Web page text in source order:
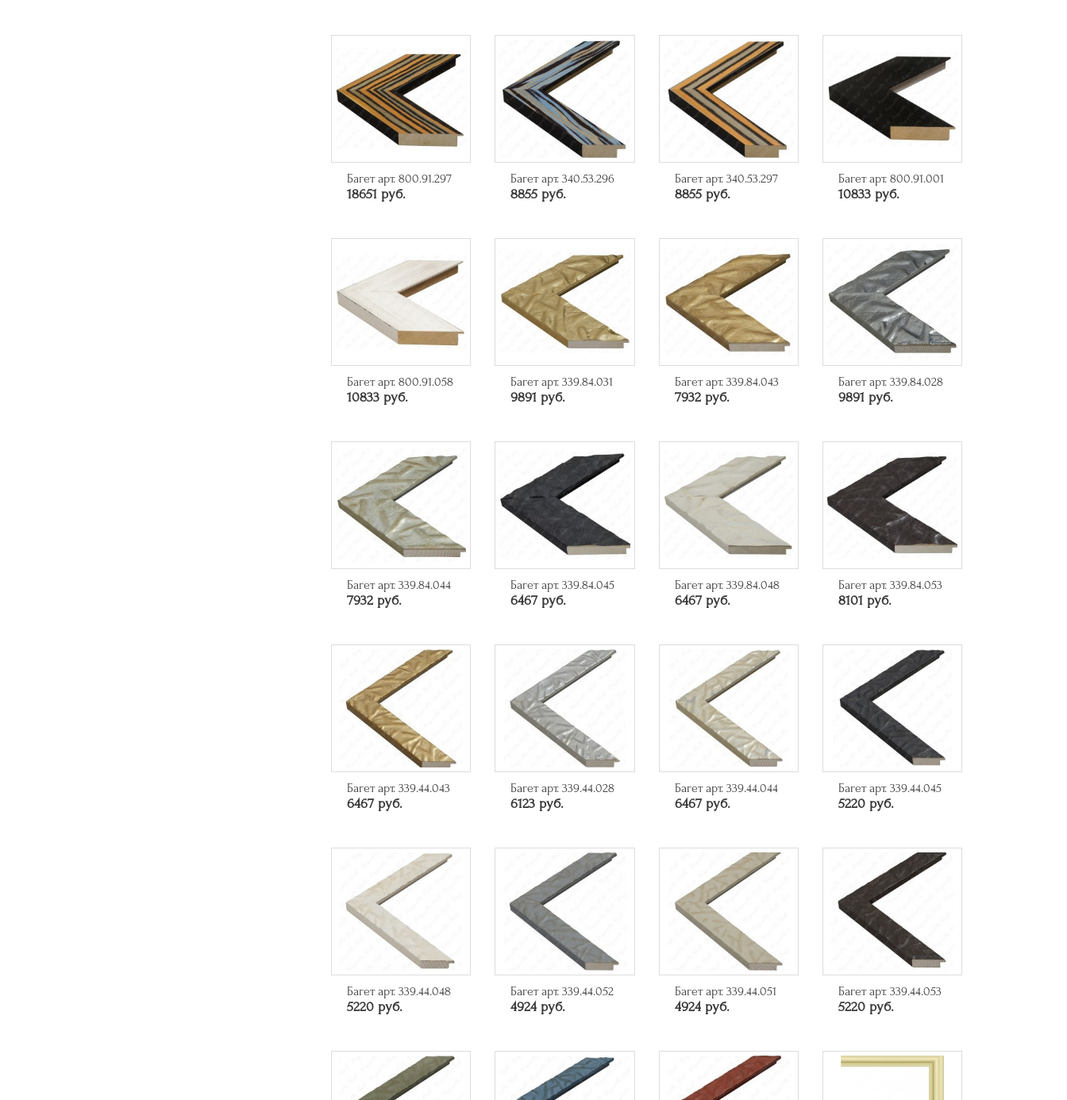
Багет арт. 800.91.297
18651 руб.
Багет арт. 340.53.296
8855 руб.
Багет арт. 340.53.297
8855 руб.
Багет арт. 800.91.001
10833 руб.
Багет арт. 800.91.058
10833 руб.
Багет арт. 339.84.031
9891 руб.
Багет арт. 339.84.043
7932 руб.
Багет арт. 339.84.028
9891 руб.
Багет арт. 339.84.044
7932 руб.
Багет арт. 339.84.045
6467 руб.
Багет арт. 339.84.048
6467 руб.
Багет арт. 339.84.053
8101 руб.
Багет арт. 339.44.043
6467 руб.
Багет арт. 339.44.028
6123 руб.
Багет арт. 339.44.044
6467 руб.
Багет арт. 339.44.045
5220 руб.
Багет арт. 339.44.048
5220 руб.
Багет арт. 339.44.052
4924 руб.
Багет арт. 339.44.051
4924 руб.
Багет арт. 339.44.053
5220 руб.